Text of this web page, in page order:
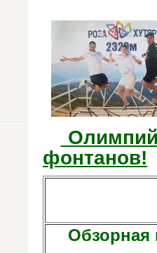
фонтанов!
Обзорная